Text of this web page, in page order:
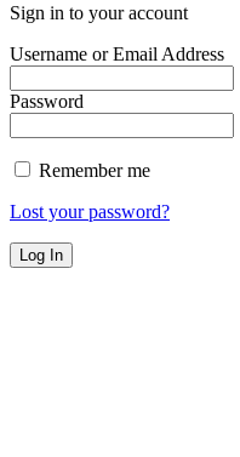
Sign in to your account
Username or Email Address
Password
Remember me
Lost your password?